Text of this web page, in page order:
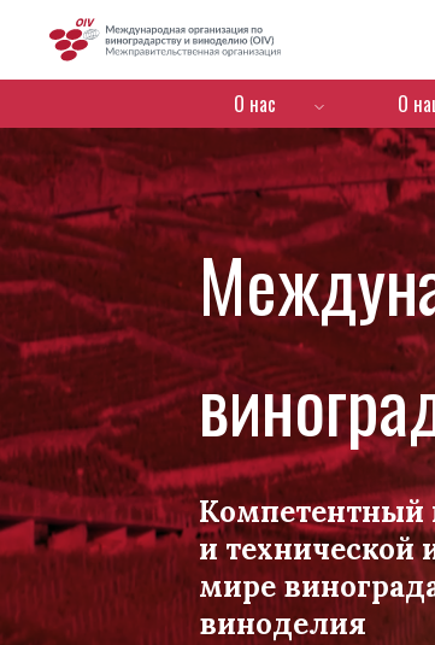
Menú de
О нас О
Компетентный
и
мире
виноделия